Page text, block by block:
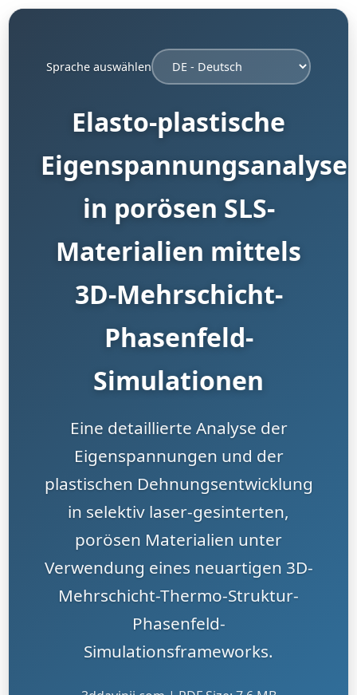
Sprache auswählen
Elasto-plastische
Eigenspannungsanalyse
in porösen SLS-
Materialien mittels
3D-Mehrschicht-
Phasenfeld-
Simulationen
Eine detaillierte Analyse der
Eigenspannungen und der
plastischen Dehnungsentwicklung
in selektiv laser-gesinterten,
porösen Materialien unter
Verwendung eines neuartigen 3D-
Mehrschicht-Thermo-Struktur-
Phasenfeld-
Simulationsframeworks.